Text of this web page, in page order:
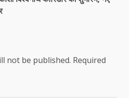
not be published. Required